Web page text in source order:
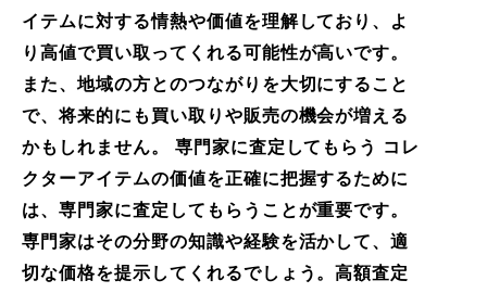
イテムに対する情熱や価値を理解しており、よ
り高値で買い取ってくれる可能性が高いです。
また、地域の方とのつながりを大切にすること
で、将来的にも買い取りや販売の機会が増える
かもしれません。 専門家に査定してもらう コレ
クターアイテムの価値を正確に把握するために
は、専門家に査定してもらうことが重要です。
専門家はその分野の知識や経験を活かして、適
切な価格を提示してくれるでしょう。高額査定